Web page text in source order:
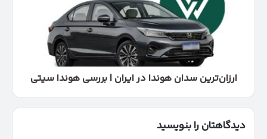
ارزان‌ترین سدان هوندا در ایران | بررسی هوندا سیتی
دیدگاهتان را بنویسید